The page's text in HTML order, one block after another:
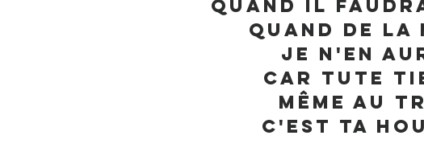
Quand il
Quand de
Je n'en
Car tute
Même au
C'est ta